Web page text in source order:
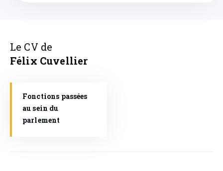
Le CV de
Félix Cuvellier
Fonctions passées
au sein du
parlement